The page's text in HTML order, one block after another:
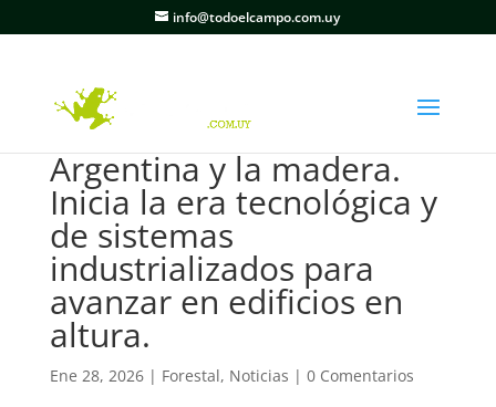
info@todoelcampo.com.uy
Argentina y la madera.
Inicia la era tecnológica y
de sistemas
industrializados para
avanzar en edificios en
altura.
Ene 28, 2026| Forestal, Noticias | 0 Comentarios